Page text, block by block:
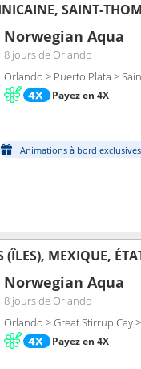
SAINT-
Norwegian Aqua
8 joursde Orlando
Orlando > Puerto Plata >
Payez en 4X
Animations à bord exclusives
MEXIQUE,
Norwegian Aqua
8 joursde Orlando
Orlando > Great Stirrup Cay
Payez en 4X